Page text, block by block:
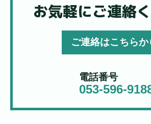
お気軽にご連絡
電話番号
053-596-
ご連絡はこちらか